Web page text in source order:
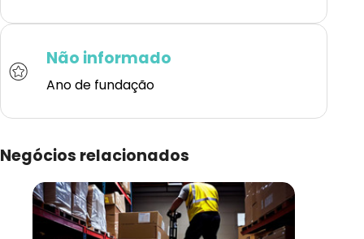
Não informado
Ano de fundação
Negócios relacionados